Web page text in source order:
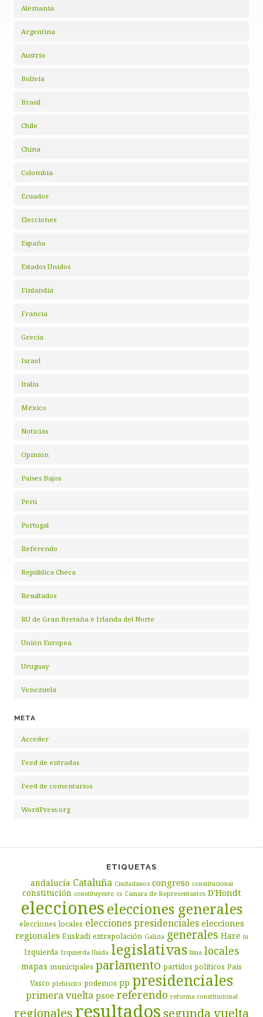
Alemania
Argentina
Austria
Bolivia
Brasil
Chile
China
Colombia
Ecuador
Elecciones
España
Estados Unidos
Finlandia
Francia
Grecia
Israel
Italia
México
Noticias
Opinión
Países Bajos
Perú
Portugal
Referendo
República Checa
Resultados
RU de Gran Bretaña e Irlanda del Norte
Unión Europea
Uruguay
Venezuela
META
Acceder
Feed de entradas
Feed de comentarios
WordPress.org
ETIQUETAS
andalucía Cataluña Ciudadanos congreso constitucional
constitución constituyente cs Cámara de Representantes D'Hondt
eleccioneselecciones generales
elecciones locales elecciones presidenciales elecciones
regionales Euskadi extrapolación Galicia generales Hare iu
Izquierda Izquierda Unida legislativas lima locales
mapas municipales parlamento partidos políticos País
Vasco plebiscito podemos pp presidenciales
primera vuelta psoe referendo reforma constitucional
regionales resultadossegunda vuelta